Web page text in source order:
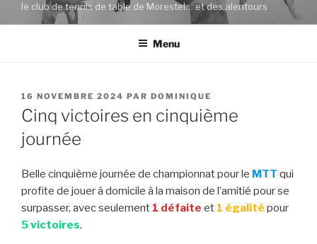
le club de tennis de table de Morestel… et des alentours
Menu
PUBLIÉ
LE
16 NOVEMBRE 2024 PAR DOMINIQUE
Cinq victoires en cinquième
journée
Belle cinquième journée de championnat pour le MTT qui
profite de jouer à domicile à la maison de l’amitié pour se
surpasser, avec seulement 1 défaite et 1 égalité pour
5 victoires.